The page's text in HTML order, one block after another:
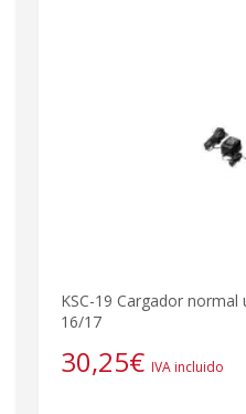
KSC-19 Cargador
16/17
30,25€ IVA incluido